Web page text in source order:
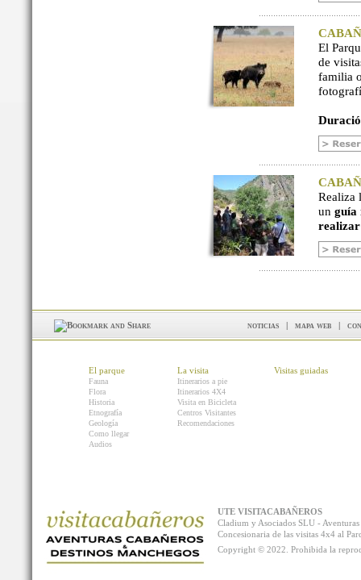
El
de
familia
Realiza
un guía
noticias | mapa web |
El parque
Fauna
Flora
Historia
Etnografía
Geología
Como llegar
Audios
La visita
Itinerarios a pie
Itinerarios 4X4
Visita en Bicicleta
Centros Visitantes
Recomendaciones
Visitas guiadas
UTE VISITACABAÑEROS
Cladium y Asociados SLU -
Concesionaria de las visitas 4x4 al
Copyright © 2022. Prohibida la